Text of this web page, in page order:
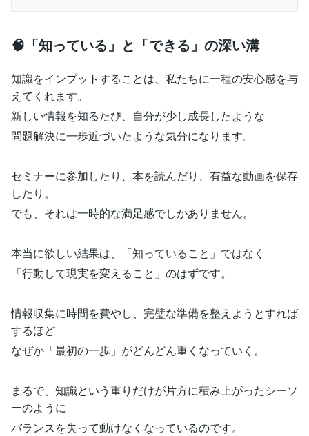
🧠「知っている」と「できる」の深い溝
知識をインプットすることは、私たちに一種の安心感を与
えてくれます。
新しい情報を知るたび、自分が少し成長したような
問題解決に一歩近づいたような気分になります。
セミナーに参加したり、本を読んだり、有益な動画を保存
したり。
でも、それは一時的な満足感でしかありません。
本当に欲しい結果は、「知っていること」ではなく
「行動して現実を変えること」のはずです。
情報収集に時間を費やし、完璧な準備を整えようとすれば
するほど
なぜか「最初の一歩」がどんどん重くなっていく。
まるで、知識という重りだけが片方に積み上がったシーソ
ーのように
バランスを失って動けなくなっているのです。